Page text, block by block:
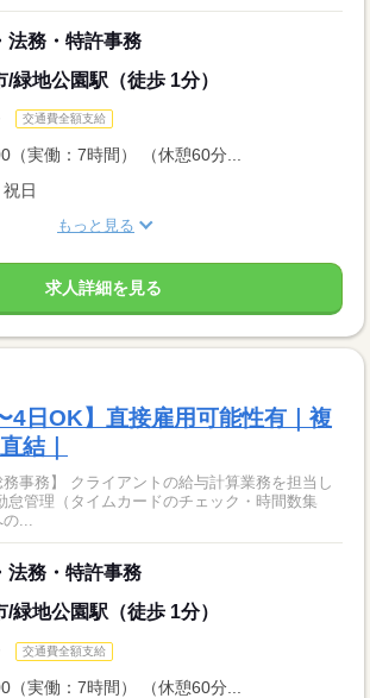
法務・特許事務
緑地公園駅（徒歩 1分）
交通費全額支給
（実働：7時間） （休憩60分...
日
もっと見る
求人詳細を見る
4日OK】直接雇用可能性有｜複
結｜
務事務】 クライアントの給与計算業務を担当し
怠管理（タイムカードのチェック・時間数集
の...
法務・特許事務
緑地公園駅（徒歩 1分）
交通費全額支給
（実働：7時間） （休憩60分...